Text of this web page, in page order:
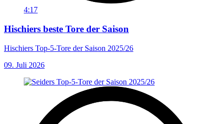
4:17
Hischiers beste Tore der Saison
Hischiers Top-5-Tore der Saison 2025/26
09. Juli 2026